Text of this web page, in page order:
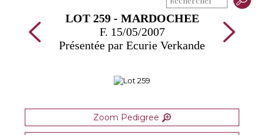
LOT 259 - MARDOCHEE
F. 15/05/2007
Présentée par Ecurie Verkande
Zoom Pedigree